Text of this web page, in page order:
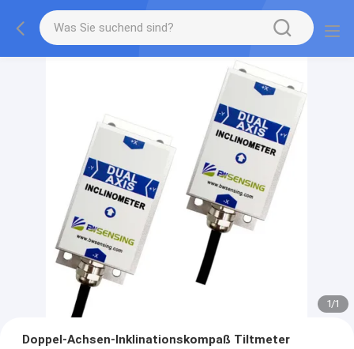
1/1
Doppel-Achsen-Inklinationskompaß Tiltmeter